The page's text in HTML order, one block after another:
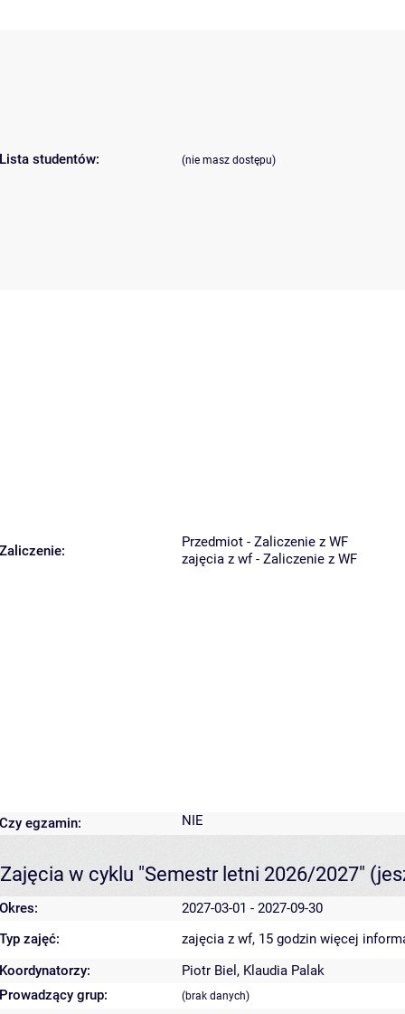
Lista studentów: (nie masz dostępu)
Zaliczenie:
Przedmiot - Zaliczenie z WF
zajęcia z wf - Zaliczenie z WF
Czy egzamin: NIE
Zajęcia w cyklu "Semestr letni 2026/2027"
Okres:
2027-03-01 - 2027-09-30
Typ zajęć:
zajęcia z wf, 15 godzin więcej
Koordynatorzy:
Piotr Biel , Klaudia Palak
Prowadzący grup:
(brak danych)